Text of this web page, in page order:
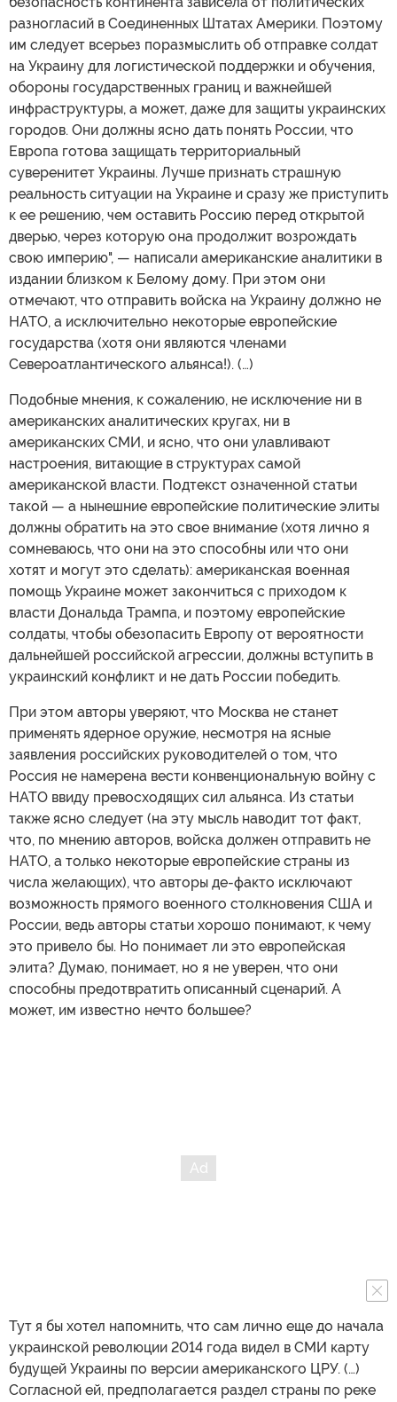
разногласий в Соединенных Штатах Америки. Поэтому
им следует всерьез поразмыслить об отправке солдат
на Украину для логистической поддержки и обучения,
обороны государственных границ и важнейшей
инфраструктуры, а может, даже для защиты украинских
городов. Они должны ясно дать понять России, что
Европа готова защищать территориальный
суверенитет Украины. Лучше признать страшную
реальность ситуации на Украине и сразу же приступить
к ее решению, чем оставить Россию перед открытой
дверью, через которую она продолжит возрождать
свою империю", — написали американские аналитики в
издании близком к Белому дому. При этом они
отмечают, что отправить войска на Украину должно не
НАТО, а исключительно некоторые европейские
государства (хотя они являются членами
Североатлантического альянса!). (…)
Подобные мнения, к сожалению, не исключение ни в
американских аналитических кругах, ни в
американских СМИ, и ясно, что они улавливают
настроения, витающие в структурах самой
американской власти. Подтекст означенной статьи
такой — а нынешние европейские политические элиты
должны обратить на это свое внимание (хотя лично я
сомневаюсь, что они на это способны или что они
хотят и могут это сделать): американская военная
помощь Украине может закончиться с приходом к
власти Дональда Трампа, и поэтому европейские
солдаты, чтобы обезопасить Европу от вероятности
дальнейшей российской агрессии, должны вступить в
украинский конфликт и не дать России победить.
При этом авторы уверяют, что Москва не станет
применять ядерное оружие, несмотря на ясные
заявления российских руководителей о том, что
Россия не намерена вести конвенциональную войну с
НАТО ввиду превосходящих сил альянса. Из статьи
также ясно следует (на эту мысль наводит тот факт,
что, по мнению авторов, войска должен отправить не
НАТО, а только некоторые европейские страны из
числа желающих), что авторы де-факто исключают
возможность прямого военного столкновения США и
России, ведь авторы статьи хорошо понимают, к чему
это привело бы. Но понимает ли это европейская
элита? Думаю, понимает, но я не уверен, что они
способны предотвратить описанный сценарий. А
может, им известно нечто большее?
Тут я бы хотел напомнить, что сам лично еще до начала
украинской революции 2014 года видел в СМИ карту
будущей Украины по версии американского ЦРУ. (…)
Согласной ей, предполагается раздел страны по реке